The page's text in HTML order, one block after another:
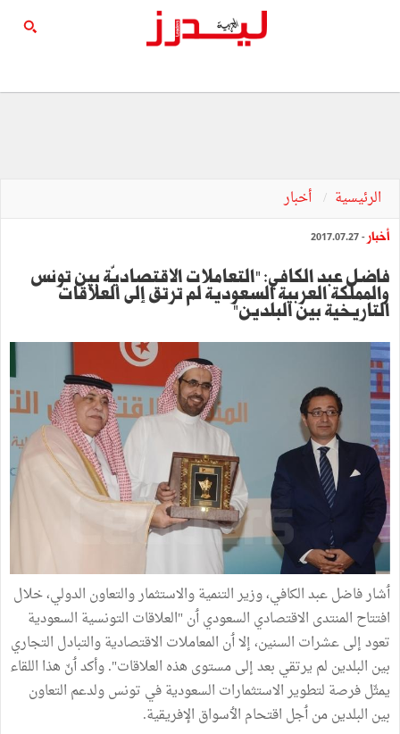
الرئيسية أخبار
أخبار - 2017.07.27
فاضل عبد الكافي: "التعاملات الاقتصاديّة بين تونس
والمملكة العربية السعودية لم ترتق إلى العلاقات
التاريخية بين البلدين"
ٲشار فاضل عبد الكافي، وزير التنمية والاستثمار والتعاون الدولي، خلال
افتتاح المنتدى الاقتصادي السعودي ٲن "العلاقات التونسية السعودية
تعود إلى عشرات السنين، إلا ٲن المعاملات الاقتصادية والتبادل التجاري
بين البلدين لم يرتقي بعد إلى مستوى هذه العلاقات". وأكد ٲنّ هذا اللقاء
يمثّل فرصة لتطوير الاستثمارات السعودية في تونس ولدعم التعاون
بين البلدين من ٲجل اقتحام الٲسواق الإفريقية.